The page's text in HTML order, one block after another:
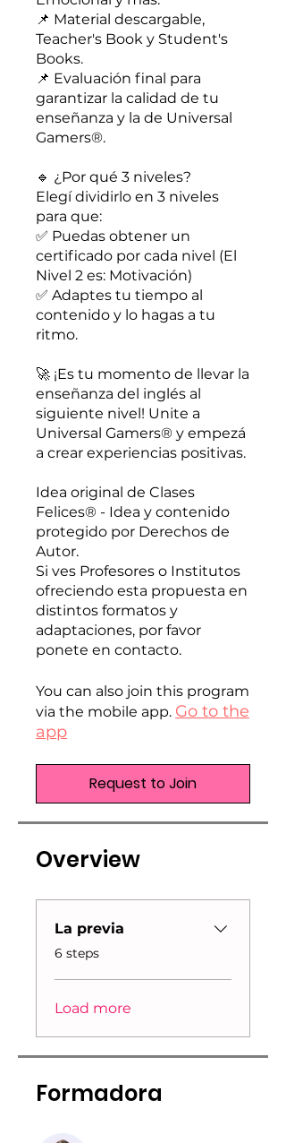
📌 Material descargable,
Teacher's Book y Student's
Books.
📌 Evaluación final para
garantizar la calidad de tu
enseñanza y la de Universal
Gamers®.
🔹 ¿Por qué 3 niveles?
Elegí dividirlo en 3 niveles
para que:
✅ Puedas obtener un
certificado por cada nivel (El
Nivel 2 es: Motivación)
✅ Adaptes tu tiempo al
contenido y lo hagas a tu
ritmo.
🚀 ¡Es tu momento de llevar la
enseñanza del inglés al
siguiente nivel! Unite a
Universal Gamers® y empezá
a crear experiencias positivas.
Idea original de Clases
Felices® - Idea y contenido
protegido por Derechos de
Autor.
Si ves Profesores o Institutos
ofreciendo esta propuesta en
distintos formatos y
adaptaciones, por favor
ponete en contacto.
You can also join this program
via the mobile app. Go to the
app
Request to Join
Overview
La previa
.6 steps
Load more
Formadora